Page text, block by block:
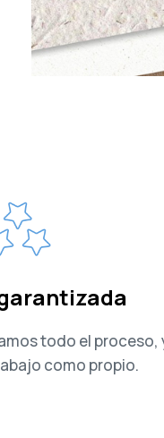
todo el proceso,
como propio.